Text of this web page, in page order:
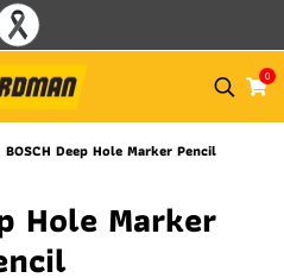
0
BOSCH Deep Hole Marker Pencil
Hole Marker